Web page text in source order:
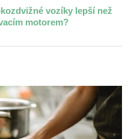
vozíky lepší než
motorem?